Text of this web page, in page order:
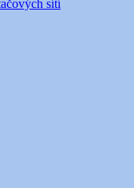
sítí